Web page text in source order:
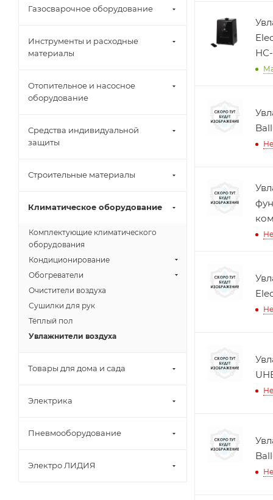
НС-
Газосварочное оборудование
Инструменты и расходные
материалы
Отопительное и насосное
оборудование
Средства индивидуальной
защиты
Строительные материалы
Климатическое оборудование
Комплектующие климатического
оборудования
Кондиционирование
Обогреватели
Очистители воздуха
Сушилки для рук
Тёплый пол
Увлажнители воздуха
Товары для дома и сада
Электрика
Пневмооборудование
Электро ЛИДИЯ